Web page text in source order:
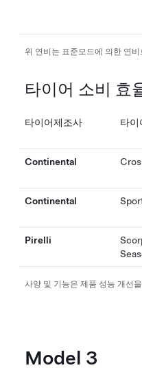
위 연비는 표준모드에 의한 연
타이어 소비 효
타이어제조사 타이
Continental
Continental
Pirelli
사양 및 기능은 제품 성능 개선
Model 3